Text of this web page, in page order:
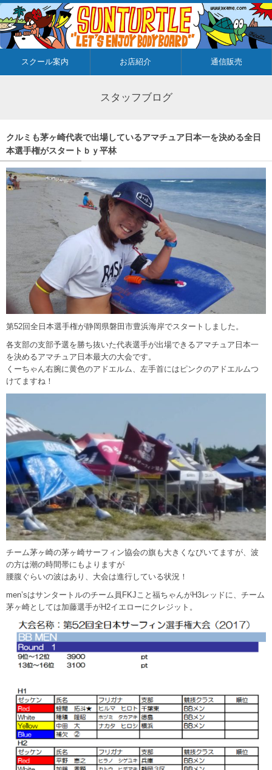
スクール案内 お店紹介 通信販売
スタッフブログ
クルミも茅ヶ崎代表で出場しているアマチュア日本一を決める全日
本選手権がスタートｂｙ平林
第52回全日本選手権が静岡県磐田市豊浜海岸でスタートしました。
各支部の支部予選を勝ち抜いた代表選手が出場できるアマチュア日本一
を決めるアマチュア日本最大の大会です。
くーちゃん右腕に黄色のアドエルム、左手首にはピンクのアドエルムつ
けてますね！
チーム茅ヶ崎の茅ヶ崎サーフィン協会の旗も大きくなびいてますが、波
の方は潮の時間帯にもよりますが
腰腹ぐらいの波はあり、大会は進行している状況！
men’sはサンタートルのチーム員FKJこと福ちゃんがH3レッドに、チーム
茅ヶ崎としては加藤選手がH2イエローにクレジット。